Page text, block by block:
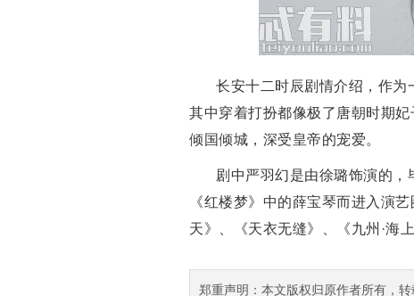
长安十二时辰剧情介绍，作为
其中穿着打扮都像极了唐朝时期
倾国倾城，深受皇帝的宠爱。
剧中严羽幻是由徐璐饰演的
《红楼梦》中的薛宝琴而进入演
天》、《天衣无缝》、《九州·海
郑重声明：本文版权归原作者所有，